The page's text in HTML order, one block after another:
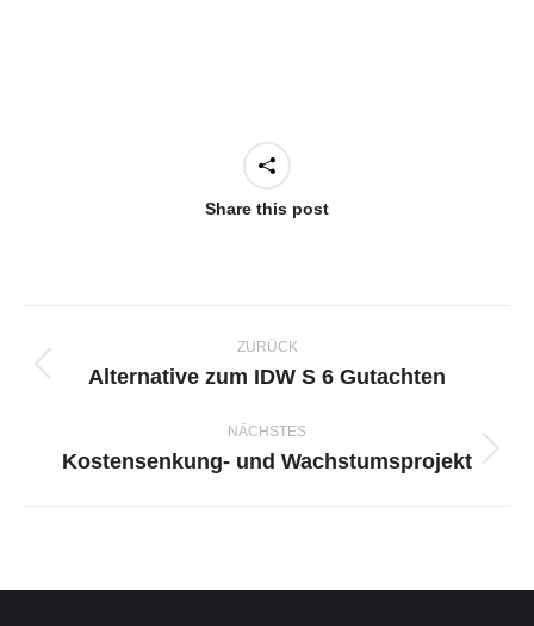
Share this post
navigation
ZURÜCK
Previous
Alternative zum IDW S 6 Gutachten
NÄCHSTES
Next
Kostensenkung- und Wachstumsprojekt